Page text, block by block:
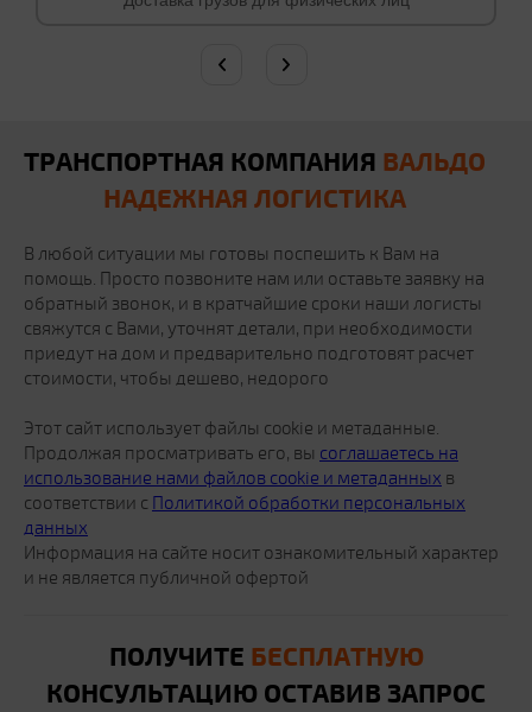
желанию
Минимальное время аренды - 2 часа. При
аренде от 8 часов - скидка 15%
Персональный менеджер логист:
при регулярных перевозках)
Ежемесячную отчетность
ТРАНСПОРТНАЯ КОМПАНИЯ ВАЛЬДО
НАДЕЖНАЯ ЛОГИСТИКА
В любой ситуации мы готовы поспешить к Вам на
помощь. Просто позвоните нам или оставьте заявку на
обратный звонок, и в кратчайшие сроки наши логисты
свяжутся с Вами, уточнят детали, при необходимости
приедут на дом и предварительно подготовят расчет
стоимости, чтобы дешево, недорого
Этот сайт использует файлы cookie и метаданные.
Продолжая просматривать его, вы соглашаетесь на
использование нами файлов cookie и метаданных в
соответствии с Политикой обработки персональных
данных
Информация на сайте носит ознакомительный характер
и не является публичной офертой
ПОЛУЧИТЕ БЕСПЛАТНУЮ
КОНСУЛЬТАЦИЮ ОСТАВИВ ЗАПРОС